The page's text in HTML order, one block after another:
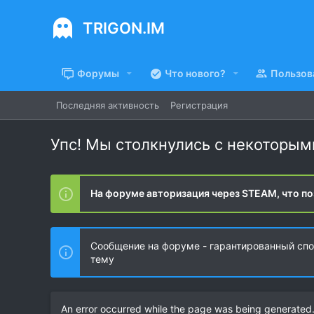
TRIGON.IM
Форумы Что нового?
Последняя активность Регистрация
Упс! Мы столкнулись с
На форуме авторизация через STEAM, что
Сообщение на форуме - гарантированный
тему
An error occurred while the page was being